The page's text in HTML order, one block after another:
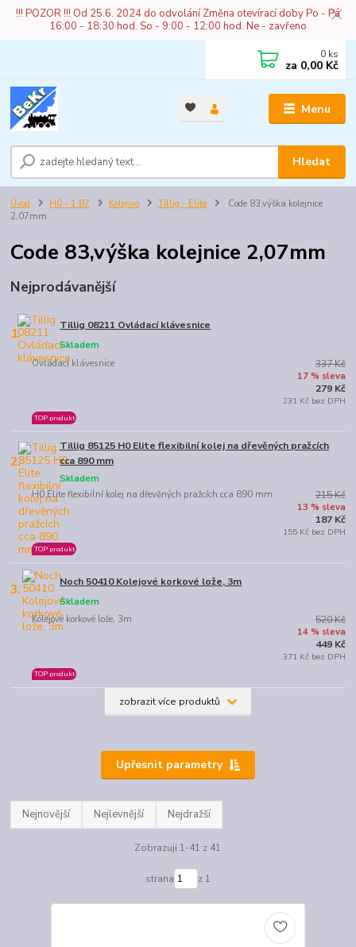
!!! POZOR !!! Od 25.6. 2024 do odvolání Změna otevírací doby Po - Pá
16:00 - 18:30 hod. So - 9:00 - 12:00 hod. Ne - zavřeno
Menu
Hledat
0 ks
za 0,00 Kč
Úvod H0 - 1:87 Kolejivo Tillig - Elite
Code 83,výška kolejnice
2,07mm
Code 83,výška kolejnice 2,07mm
Nejprodávanější
1. Tillig 08211 Ovládací klávesnice
Ovládací klávesnice
Skladem
TOP produkt
337 Kč
17 % sleva
279 Kč
231 Kč bez DPH
2.
Tillig 85125 H0 Elite flexibilní kolej na dřevěných pražcích
cca 890 mm
H0 Elite flexibilní kolej na dřevěných pražcích cca 890 mm
Skladem
TOP produkt
215 Kč
13 % sleva
187 Kč
155 Kč bez DPH
3. Noch 50410 Kolejové korkové lože, 3m
Kolejové korkové lože, 3m
Skladem
TOP produkt
520 Kč
14 % sleva
449 Kč
371 Kč bez DPH
zobrazit více produktů
Upřesnit parametry
Nejnovější Nejlevnější Nejdražší
Zobrazuji 1-41 z 41
strana z 1